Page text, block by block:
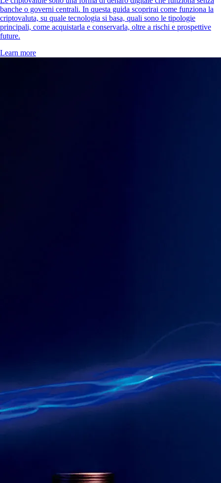
banche o governi centrali. In questa guida scoprirai come funziona la
criptovaluta, su quale tecnologia si basa, quali sono le tipologie
principali, come acquistarla e conservarla, oltre a rischi e prospettive
future.
Learn more